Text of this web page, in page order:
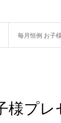
毎月恒例 お子
様プ